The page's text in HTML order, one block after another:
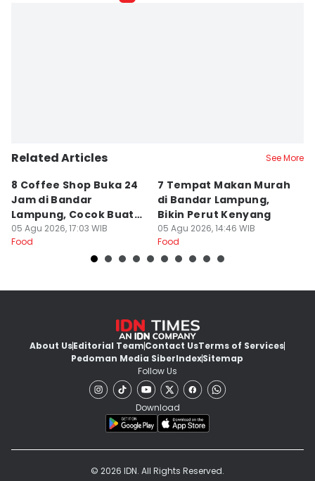
Related Articles See More
8 Coffee Shop Buka 24
Jam di Bandar
Lampung, Cocok Buat
Begadang
05 Agu 2026, 17:03 WIB
Food
7 Tempat Makan Murah
di Bandar Lampung,
Bikin Perut Kenyang
05 Agu 2026, 14:46 WIB
Food
About UsEditorial TeamContact UsTerms of Services
Pedoman Media SiberIndexSitemap
Follow Us
Download
© 2026 IDN. All Rights Reserved.